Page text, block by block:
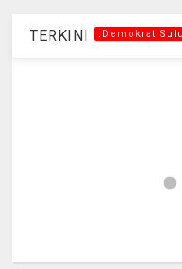
TERKINI .Demokrat